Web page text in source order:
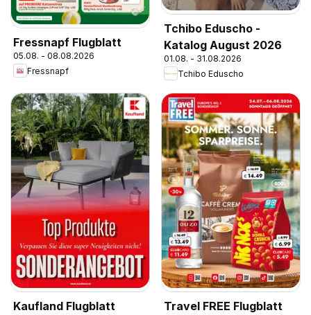
Fressnapf Flugblatt
05.08. - 08.08.2026
Fressnapf
Tchibo Eduscho -
Katalog August 2026
01.08. - 31.08.2026
Tchibo Eduscho
Kaufland Flugblatt Travel FREE Flugblatt